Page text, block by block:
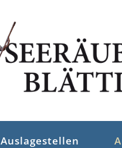
Auslagestellen